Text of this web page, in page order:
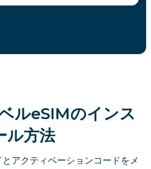
ルeSIMのインス
ル方法
アクティベーションコードをメ